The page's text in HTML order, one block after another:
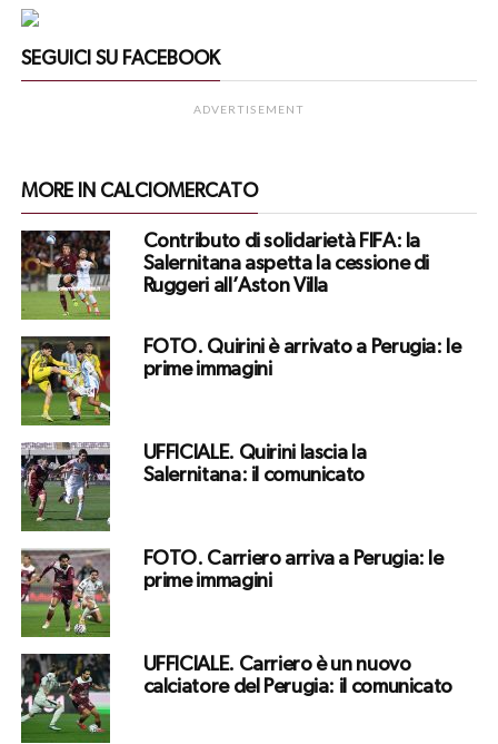
SEGUICI SU FACEBOOK
ADVERTISEMENT
MORE IN CALCIOMERCATO
Contributo di solidarietà FIFA: la
Salernitana aspetta la cessione di
Ruggeri all’Aston Villa
FOTO. Quirini è arrivato a Perugia: le
prime immagini
UFFICIALE. Quirini lascia la
Salernitana: il comunicato
FOTO. Carriero arriva a Perugia: le
prime immagini
UFFICIALE. Carriero è un nuovo
calciatore del Perugia: il comunicato